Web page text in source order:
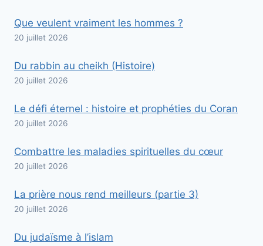
Que veulent vraiment les hommes ?
20 juillet 2026
Du rabbin au cheikh (Histoire)
20 juillet 2026
Le défi éternel : histoire et prophéties du Coran
20 juillet 2026
Combattre les maladies spirituelles du cœur
20 juillet 2026
La prière nous rend meilleurs (partie 3)
20 juillet 2026
Du judaïsme à l’islam